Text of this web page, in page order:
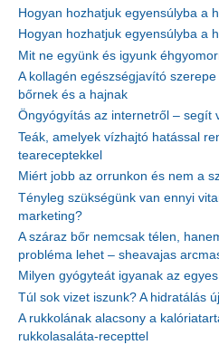
Hogyan hozhatjuk egyensúlyba a
Hogyan hozhatjuk egyensúlyba a
Mit ne együnk és igyunk
A kollagén egészségjavító
bőrnek és a hajnak
Öngyógyítás az internetről – segít
Teák, amelyek vízhajtó hatással
teareceptekkel
Miért jobb az orrunkon és nem a
Tényleg szükségünk van ennyi
marketing?
A száraz bőr nemcsak télen,
probléma lehet – sheavajas
Milyen gyógyteát igyanak az
Túl sok vizet iszunk? A hidratálás
A rukkolának alacsony a
rukkolasaláta-recepttel